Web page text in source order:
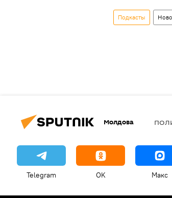
Подкасты
Молдова
Telegram OK Макс